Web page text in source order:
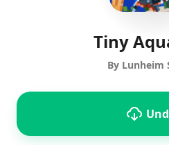
Tiny
By Lunheim